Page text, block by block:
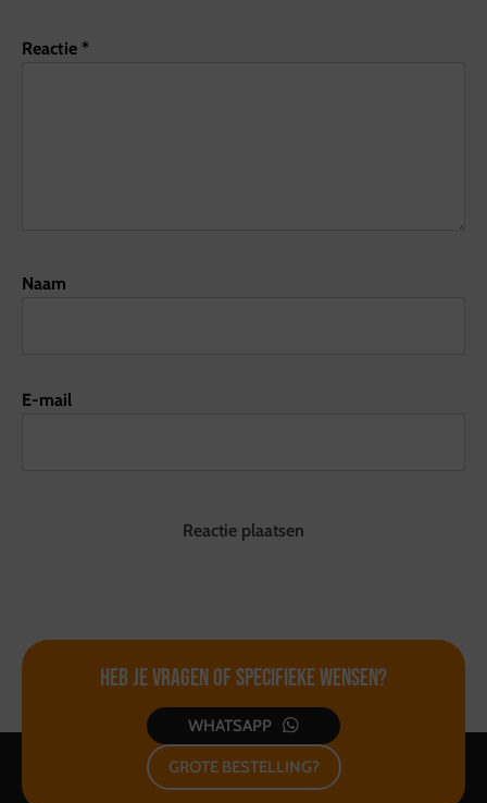
Reactie *
Naam
E-mail
Heb je vragen ofspecifieke wensen?
WHATSAPP
GROTE BESTELLING?